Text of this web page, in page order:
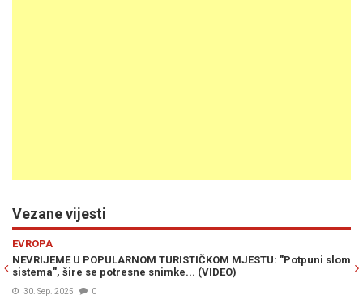
Vezane vijesti
"Potpuni slomUŽAS NA SREDOZEMNOM MORU: Luksuzna
zapalila, nije bilo pomoći (VIDEO)
13. Avg. 2025